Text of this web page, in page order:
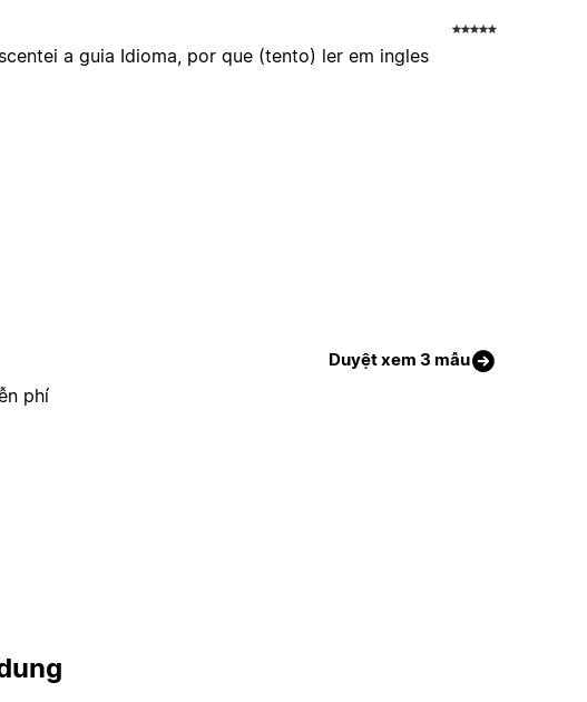
a guia Idioma, por que (tento) ler em ingles
Duyệt xem 3 mẫu
phí